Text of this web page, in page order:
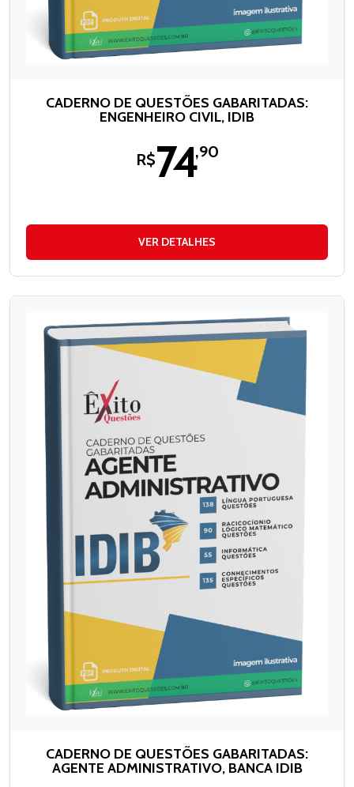
CADERNO DE QUESTÕES GABARITADAS:
ENGENHEIRO CIVIL, IDIB
R$74,90
VER DETALHES
CADERNO DE QUESTÕES GABARITADAS:
AGENTE ADMINISTRATIVO, BANCA IDIB